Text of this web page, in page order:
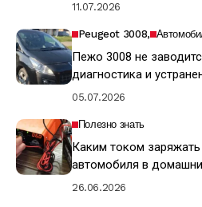
11.07.2026
Peugeot 3008
Пежо 3008 не
диагностика и
05.07.2026
Полезно знать
Каким током заряжать
автомобиля в
26.06.2026